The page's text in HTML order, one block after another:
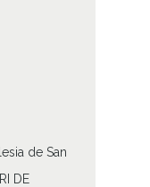
de San
DE